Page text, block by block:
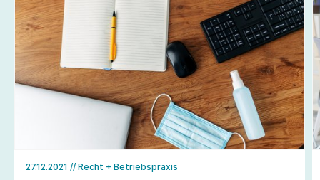
27.12.2021 // Recht + Betriebspraxis